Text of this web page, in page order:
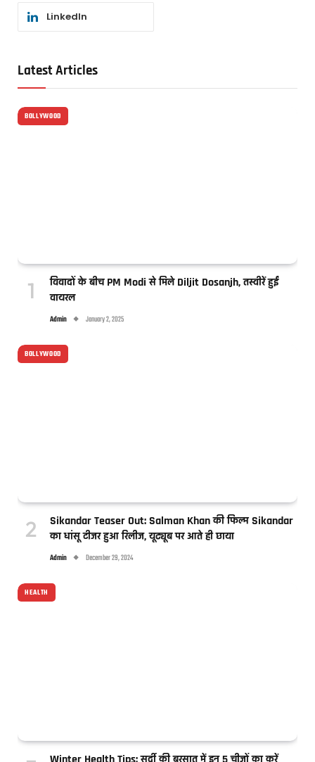
LinkedIn
Latest Articles
BOLLYWOOD
विवादों के बीच PM Modi से मिले Diljit Dosanjh, तस्वीरें हुईं
वायरल
Admin January 2, 2025
BOLLYWOOD
Sikandar Teaser Out: Salman Khan की फिल्म Sikandar
का धांसू टीजर हुआ रिलीज, यूट्यूब पर आते ही छाया
Admin December 29, 2024
HEALTH